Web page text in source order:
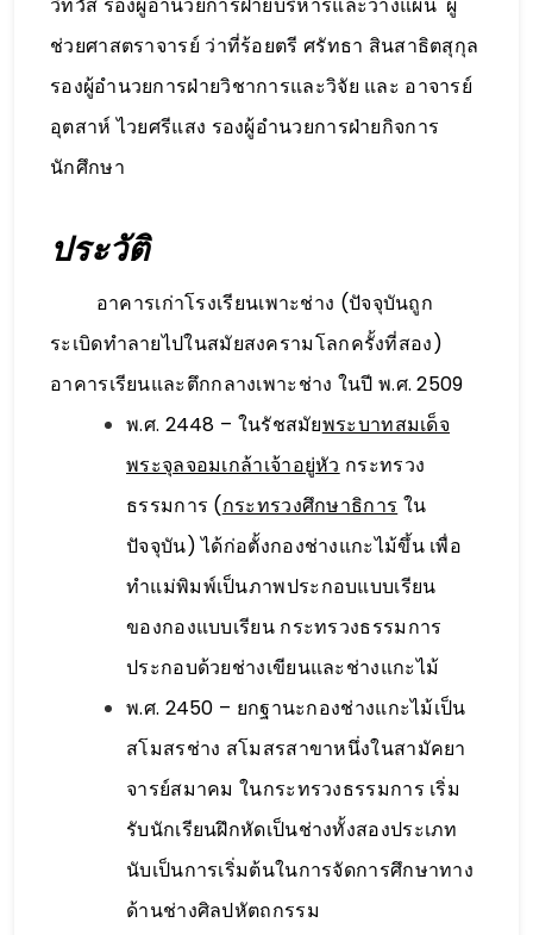
วิทวัส รองผู้อำนวยการฝ่ายบริหารและวางแผน ผู้
ช่วยศาสตราจารย์ ว่าที่ร้อยตรี ศรัทธา สินสาธิตสุกุล
รองผู้อำนวยการฝ่ายวิชาการและวิจัย และ อาจารย์
อุตสาห์ ไวยศรีแสง รองผู้อำนวยการฝ่ายกิจการ
นักศึกษา
ประวัติ
อาคารเก่าโรงเรียนเพาะช่าง (ปัจจุบันถูก
ระเบิดทำลายไปในสมัยสงครามโลกครั้งที่สอง)
อาคารเรียนและตึกกลางเพาะช่าง ในปี พ.ศ. 2509
พ.ศ. 2448 – ในรัชสมัยพระบาทสมเด็จ
พระจุลจอมเกล้าเจ้าอยู่หัว กระทรวง
ธรรมการ (กระทรวงศึกษาธิการ ใน
ปัจจุบัน) ได้ก่อตั้งกองช่างแกะไม้ขึ้น เพื่อ
ทำแม่พิมพ์เป็นภาพประกอบแบบเรียน
ของกองแบบเรียน กระทรวงธรรมการ
ประกอบด้วยช่างเขียนและช่างแกะไม้
พ.ศ. 2450 – ยกฐานะกองช่างแกะไม้เป็น
สโมสรช่าง สโมสรสาขาหนึ่งในสามัคยา
จารย์สมาคม ในกระทรวงธรรมการ เริ่ม
รับนักเรียนฝึกหัดเป็นช่างทั้งสองประเภท
นับเป็นการเริ่มต้นในการจัดการศึกษาทาง
ด้านช่างศิลปหัตถกรรม